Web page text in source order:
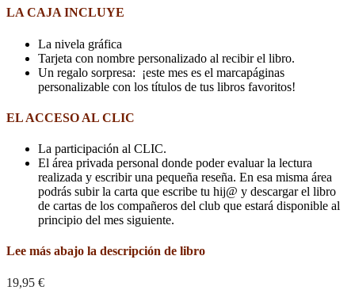
LA CAJA INCLUYE
La nivela gráfica
Tarjeta con nombre personalizado al recibir el libro.
Un regalo sorpresa: ¡este mes es el marcapáginas
personalizable con los títulos de tus libros favoritos!
EL ACCESO AL CLIC
La participación al CLIC.
El área privada personal donde poder evaluar la lectura
realizada y escribir una pequeña reseña. En esa misma área
podrás subir la carta que escribe tu hij@ y descargar el libro
de cartas de los compañeros del club que estará disponible al
principio del mes siguiente.
Lee más abajo la descripción de libro
19,95 €